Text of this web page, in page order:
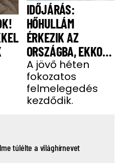
IDŐJÁRÁS:
HŐHULLÁM
ÉRKEZIK AZ
ORSZÁGBA, EKKOR
ÉR IDE
A jövő héten
fokozatos
felmelegedés
kezdődik.
túlélte a világhírnevet